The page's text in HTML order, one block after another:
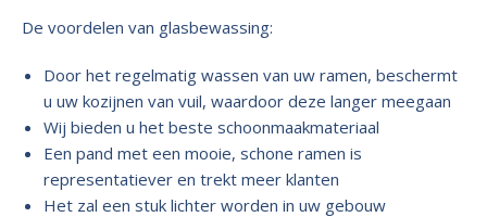
De voordelen van glasbewassing:
Door het regelmatig wassen van uw ramen, beschermt
u uw kozijnen van vuil, waardoor deze langer meegaan
Wij bieden u het beste schoonmaakmateriaal
Een pand met een mooie, schone ramen is
representatiever en trekt meer klanten
Het zal een stuk lichter worden in uw gebouw